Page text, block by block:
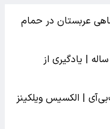
عربستان در حمام
رسوایی جنسی معلم زن با شاگرد ۱۷ ساله | یادگیری از
| الکسیس ویلکینز